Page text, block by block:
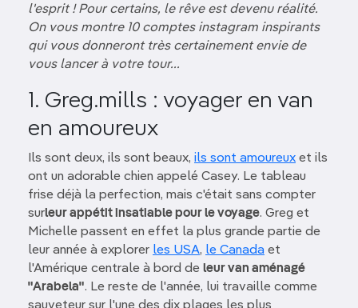
l'esprit ! Pour certains, le rêve est devenu réalité.
On vous montre 10 comptes instagram inspirants
qui vous donneront très certainement envie de
vous lancer à votre tour...
1. Greg.mills : voyager en van
en amoureux
Ils sont deux, ils sont beaux, ils sont amoureux et ils
ont un adorable chien appelé Casey. Le tableau
frise déjà la perfection, mais c'était sans compter
surleur appétit insatiable pour le voyage. Greg et
Michelle passent en effet la plus grande partie de
leur année à explorer les USA, le Canada et
l'Amérique centrale à bord de leur van aménagé
"Arabela". Le reste de l'année, lui travaille comme